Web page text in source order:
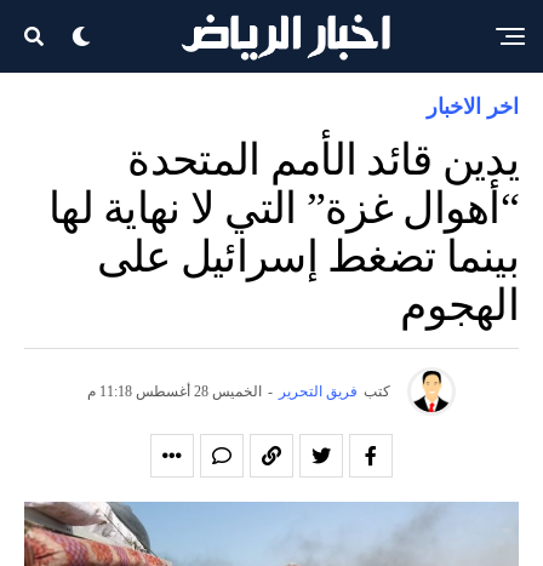
اخر الاخبار
يدين قائد الأمم المتحدة
“أهوال غزة” التي لا نهاية لها
بينما تضغط إسرائيل على
الهجوم
كتب فريق التحرير - الخميس 28 أغسطس 11:18 م